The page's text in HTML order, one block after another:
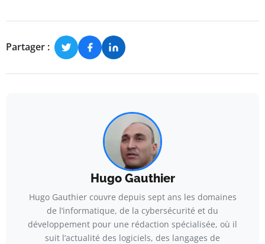
Partager :
Hugo Gauthier
Hugo Gauthier couvre depuis sept ans les domaines
de l’informatique, de la cybersécurité et du
développement pour une rédaction spécialisée, où il
suit l’actualité des logiciels, des langages de